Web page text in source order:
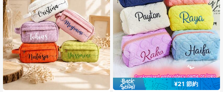
4.63 873 フォロワー
4.63 873 フォロワー
4.63 873 フォロワー
¥21 節約
#5 ベストセラー
に カスタマイズされたストレージバッグ